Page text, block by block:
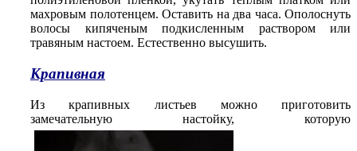
махровым полотенцем. Оставить на два часа. Ополоснуть
волосы кипяченым подкисленным раствором или
травяным настоем. Естественно высушить.
Крапивная
Из крапивных листьев можно приготовить
замечательную настойку, которую